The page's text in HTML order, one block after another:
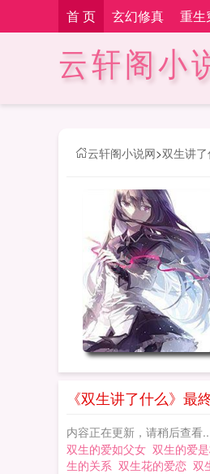
首 页 玄幻修真 重生
云轩阁小
云轩阁小说网>双生讲
《双生讲了什么》最
内容正在更新，请稍后查看
双生的爱如父女 双生的爱
生的关系 双生花的爱恋 双